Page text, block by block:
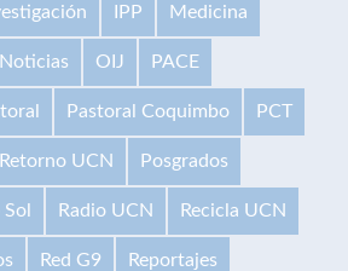
IPP Medicina
Noticias OIJ PACE
Pastoral Coquimbo PCT
UCN Posgrados
Radio UCN Recicla UCN
Red G9 Reportajes